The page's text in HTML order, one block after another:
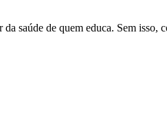
saúde de quem educa. Sem